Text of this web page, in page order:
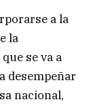
a la
la
se va a
desempeñar
nacional,